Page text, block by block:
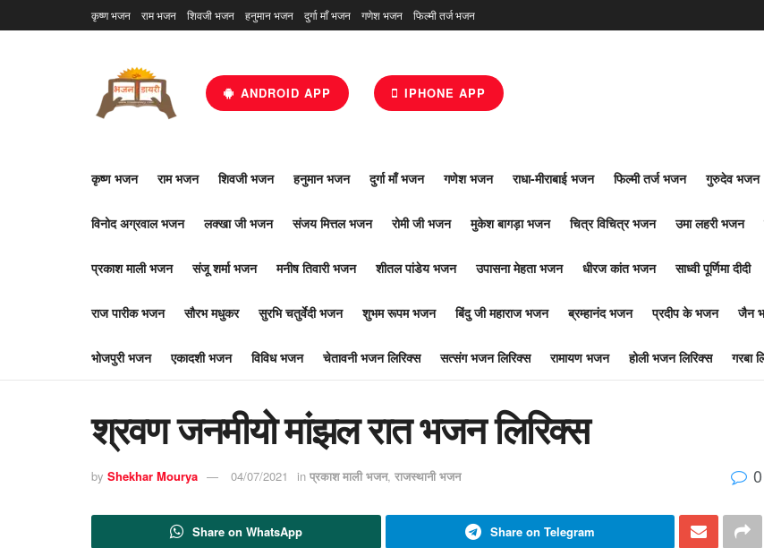
कृष्ण भजन राम भजन शिवजी भजन हनुमान भजन दुर्गा माँ भजन गणेश भजन फिल्मी तर्ज भजन
ANDROID APP IPHONE APP
कृष्ण भजन राम भजन शिवजी भजन हनुमान भजन दुर्गा माँ भजन गणेश भजन राधा-मीराबाई भजन फिल्मी तर्ज भजन गुरुदेव भजन
विनोद अग्रवाल भजन लक्खा जी भजन संजय मित्तल भजन रोमी जी भजन मुकेश बागड़ा भजन चित्र विचित्र भजन उमा लहरी भजन
प्रकाश माली भजन संजू शर्मा भजन मनीष तिवारी भजन शीतल पांडेय भजन उपासना मेहता भजन धीरज कांत भजन साध्वी पूर्णिमा दीदी
राज पारीक भजन सौरभ मधुकर सुरभि चतुर्वेदी भजन शुभम रूपम भजन बिंदु जी महाराज भजन ब्रम्हानंद भजन प्रदीप के भजन जैन
भोजपुरी भजन एकादशी भजन विविध भजन चेतावनी भजन लिरिक्स सत्संग भजन लिरिक्स रामायण भजन होली भजन लिरिक्स गरबा
श्रवण जनमीयो मांझल रात भजन लिरिक्स
by Shekhar Mourya 04/07/2021 in प्रकाश माली भजन, राजस्थानी भजन 0
Share on WhatsApp Share on Telegram